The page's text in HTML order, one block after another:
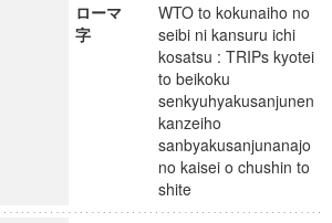
ローマ
字
WTO to kokunaiho no
seibi ni kansuru ichi
kosatsu : TRIPs kyotei
to beikoku
senkyuhyakusanjunen
kanzeiho
sanbyakusanjunanajo
no kaisei o chushin to
shite